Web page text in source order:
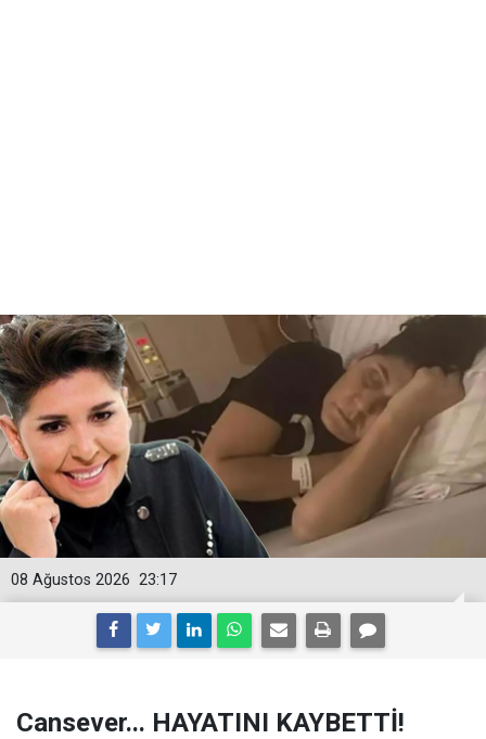
23:17
08 Ağustos 2026
Cansever... HAYATINI KAYBETTİ!